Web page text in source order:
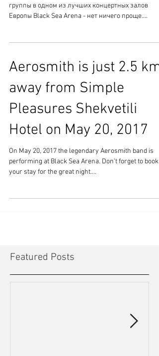
группы в одном из лучших концертных залов
Европы Black Sea Arena - нет ничего проще....
Aerosmith is just 2.5 km
away from Simple
Pleasures Shekvetili
Hotel on May 20, 2017
On May 20, 2017 the legendary Aerosmith band is
performing at Black Sea Arena. Don't forget to book
your stay for the great night....
Featured Posts